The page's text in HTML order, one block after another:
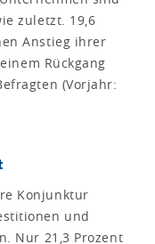
zuletzt. 19,6
Anstieg ihrer
Rückgang
(Vorjahr:
Konjunktur
und
Nur 21,3 Prozent